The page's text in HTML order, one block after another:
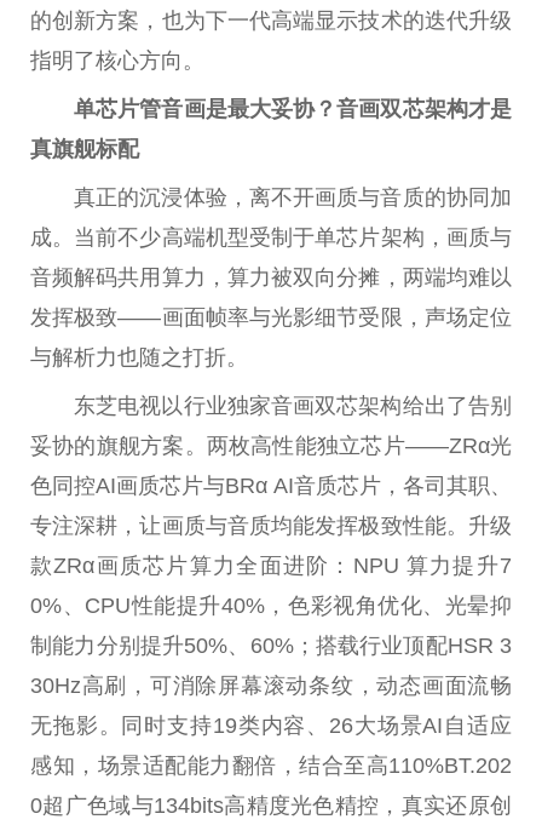
的创新方案，也为下一代高端显示技术的迭代升级
指明了核心方向。
单芯片管音画是最大妥协？音画双芯架构才是
真旗舰标配
真正的沉浸体验，离不开画质与音质的协同加
成。当前不少高端机型受制于单芯片架构，画质与
音频解码共用算力，算力被双向分摊，两端均难以
发挥极致——画面帧率与光影细节受限，声场定位
与解析力也随之打折。
东芝电视以行业独家音画双芯架构给出了告别
妥协的旗舰方案。两枚高性能独立芯片——ZRα光
色同控AI画质芯片与BRα AI音质芯片，各司其职、
专注深耕，让画质与音质均能发挥极致性能。升级
款ZRα画质芯片算力全面进阶：NPU 算力提升7
0%、CPU性能提升40%，色彩视角优化、光晕抑
制能力分别提升50%、60%；搭载行业顶配HSR 3
30Hz高刷，可消除屏幕滚动条纹，动态画面流畅
无拖影。同时支持19类内容、26大场景AI自适应
感知，场景适配能力翻倍，结合至高110%BT.202
0超广色域与134bits高精度光色精控，真实还原创